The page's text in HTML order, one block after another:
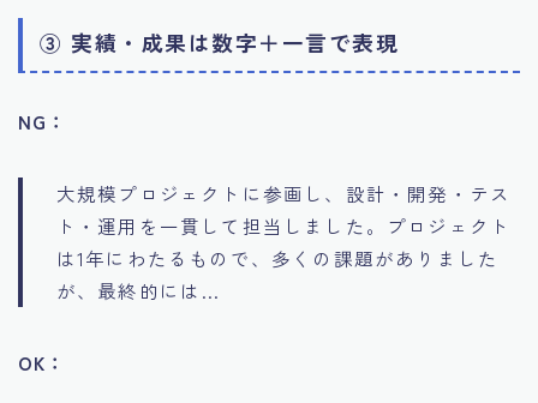
③ 実績・成果は数字＋一言で表現
NG：
大規模プロジェクトに参画し、設計・開発・テス
ト・運用を一貫して担当しました。プロジェクト
は1年にわたるもので、多くの課題がありました
が、最終的には…
OK：